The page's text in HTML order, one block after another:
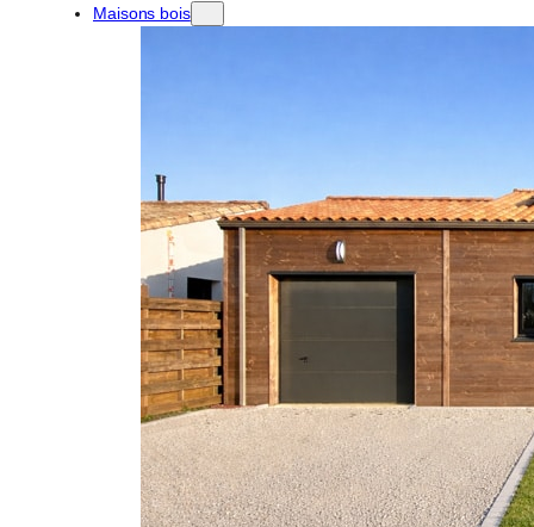
Maisons bois